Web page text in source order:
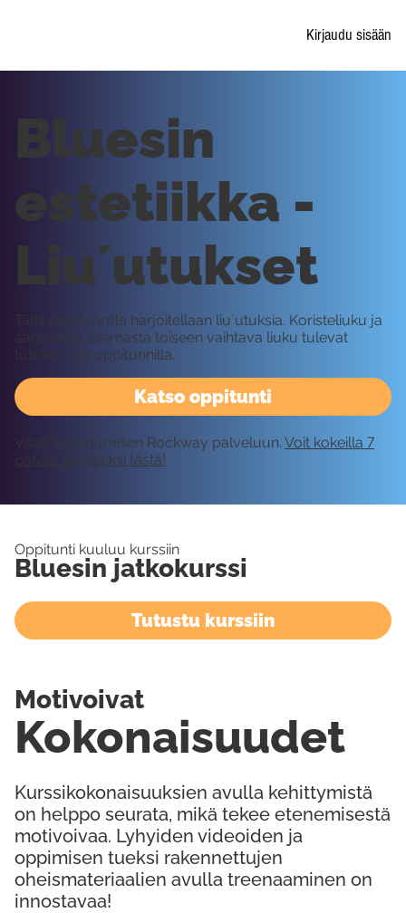
Kirjaudu sisään
Katso oppitunti
Bluesin
estetiikka -
Liu´utukset
Tällä oppitunnilla harjoitellaan liu´utuksia. Koristeliuku ja
äänestä ja asemasta toiseen vaihtava liuku tulevat
tutuksi tällä oppitunnilla.
Vaatii kirjautumisen Rockway palveluun. Voit kokeilla 7
päivää ilmaiseksi tästä!
Oppitunti kuuluu kurssiin
Bluesin jatkokurssi
Tutustu kurssiin
Kurssikokonaisuuksien avulla kehittymistä
on helppo seurata, mikä tekee etenemisestä
motivoivaa. Lyhyiden videoiden ja
oppimisen tueksi rakennettujen
oheismateriaalien avulla treenaaminen on
innostavaa!
Kokonaisuudet
Motivoivat